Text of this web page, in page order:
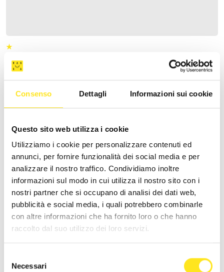
Consenso Dettagli Informazioni sui cookie
Questo sito web utilizza i cookie
Utilizziamo i cookie per personalizzare contenuti ed
annunci, per fornire funzionalità dei social media e per
analizzare il nostro traffico. Condividiamo inoltre
informazioni sul modo in cui utilizza il nostro sito con i
nostri partner che si occupano di analisi dei dati web,
pubblicità e social media, i quali potrebbero combinarle
con altre informazioni che ha fornito loro o che hanno
raccolto dal suo utilizzo dei loro servizi.
delNecessari
ALBERO DI GIADA LAPILLI E CORALLI